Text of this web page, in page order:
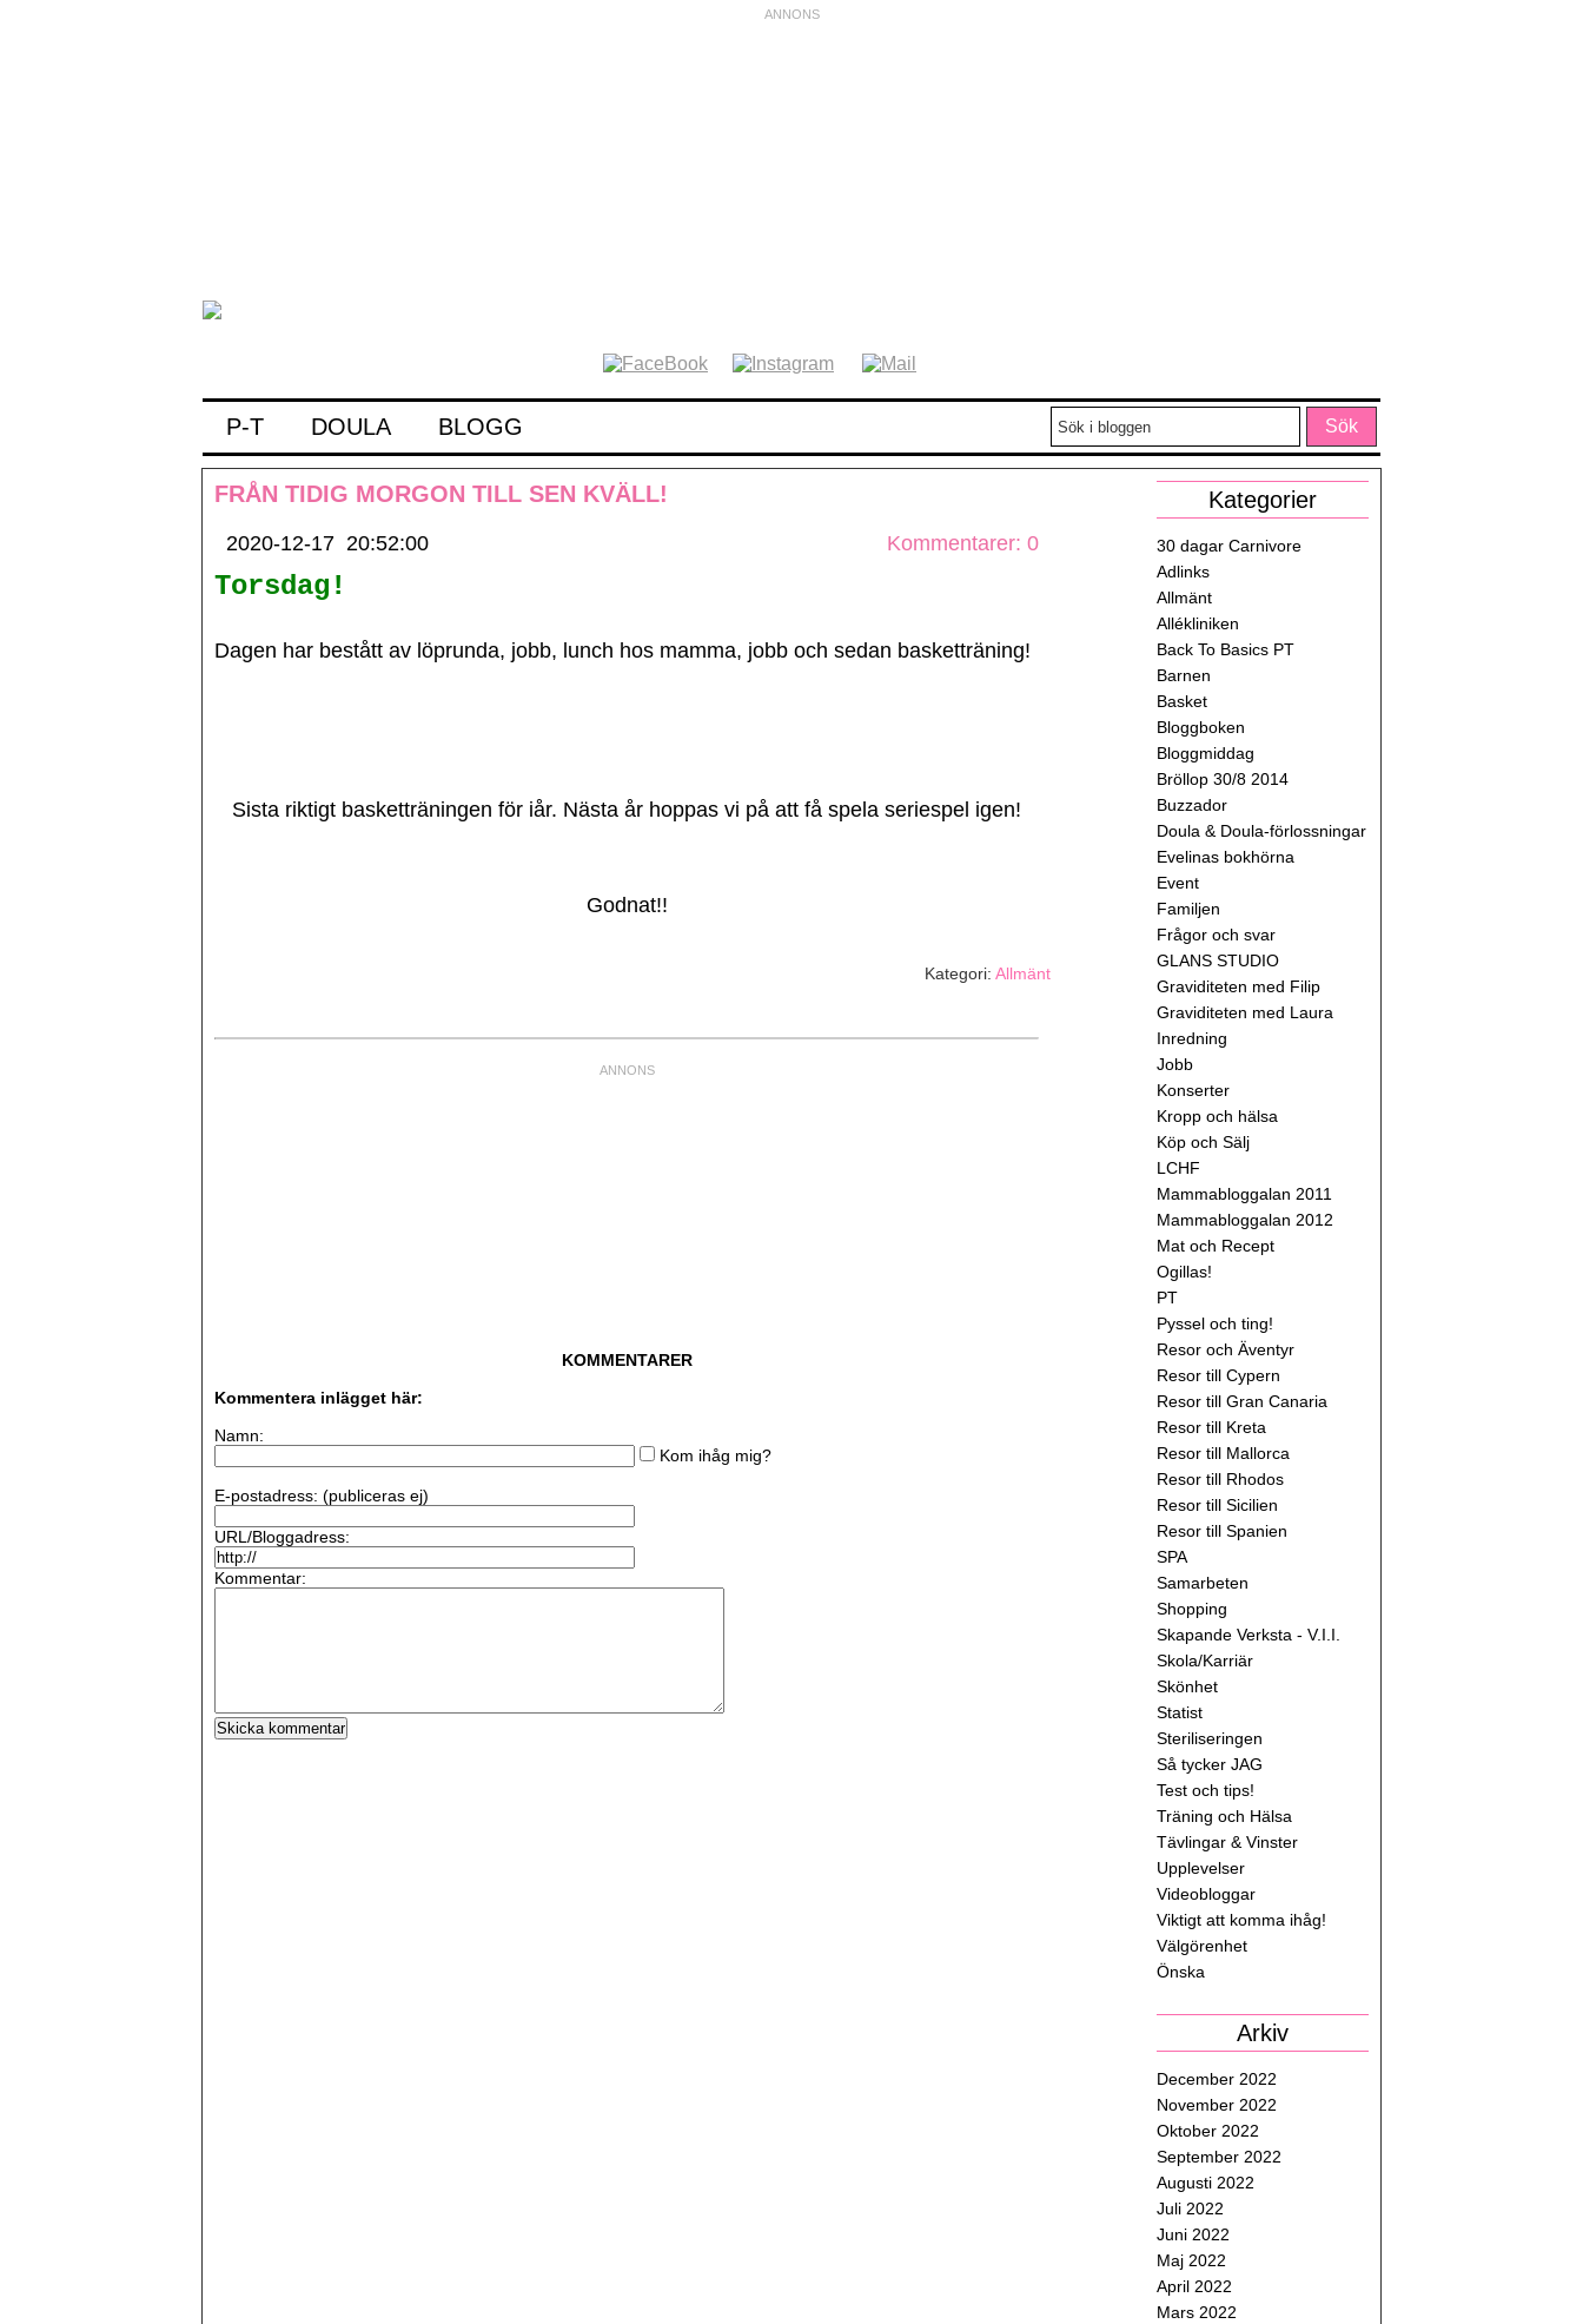
P-T DOULA BLOGG
FRÅN TIDIG MORGON TILL SEN KVÄLL!
2020-12-17 20:52:00 Kommentarer: 0
Torsdag!
Dagen har bestått av löprunda, jobb, lunch hos mamma, jobb och sedan basketträning!
Sista riktigt basketträningen för iår. Nästa år hoppas vi på att få spela seriespel igen!
Godnat!!
Kategori: Allmänt
KOMMENTARER
Kommentera inlägget här:
Namn:
Kom ihåg mig?
E-postadress: (publiceras ej)
URL/Bloggadress:
Kommentar:
Kategorier
30 dagar Carnivore
Adlinks
Allmänt
Allékliniken
Back To Basics PT
Barnen
Basket
Bloggboken
Bloggmiddag
Bröllop 30/8 2014
Buzzador
Doula & Doula-förlossningar
Evelinas bokhörna
Event
Familjen
Frågor och svar
GLANS STUDIO
Graviditeten med Filip
Graviditeten med Laura
Inredning
Jobb
Konserter
Kropp och hälsa
Köp och Sälj
LCHF
Mammabloggalan 2011
Mammabloggalan 2012
Mat och Recept
Ogillas!
PT
Pyssel och ting!
Resor och Äventyr
Resor till Cypern
Resor till Gran Canaria
Resor till Kreta
Resor till Mallorca
Resor till Rhodos
Resor till Sicilien
Resor till Spanien
SPA
Samarbeten
Shopping
Skapande Verksta - V.I.I.
Skola/Karriär
Skönhet
Statist
Steriliseringen
Så tycker JAG
Test och tips!
Träning och Hälsa
Tävlingar & Vinster
Upplevelser
Videobloggar
Viktigt att komma ihåg!
Välgörenhet
Önska
Arkiv
December 2022
November 2022
Oktober 2022
September 2022
Augusti 2022
Juli 2022
Juni 2022
Maj 2022
April 2022
Mars 2022